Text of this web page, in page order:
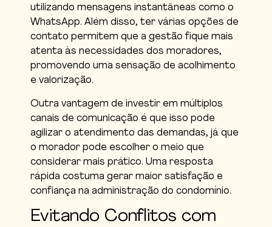
utilizando mensagens instantâneas como o
WhatsApp. Além disso, ter várias opções de
contato permitem que a gestão fique mais
atenta às necessidades dos moradores,
promovendo uma sensação de acolhimento
e valorização.
Outra vantagem de investir em múltiplos
canais de comunicação é que isso pode
agilizar o atendimento das demandas, já que
o morador pode escolher o meio que
considerar mais prático. Uma resposta
rápida costuma gerar maior satisfação e
confiança na administração do condomínio.
Evitando Conflitos com